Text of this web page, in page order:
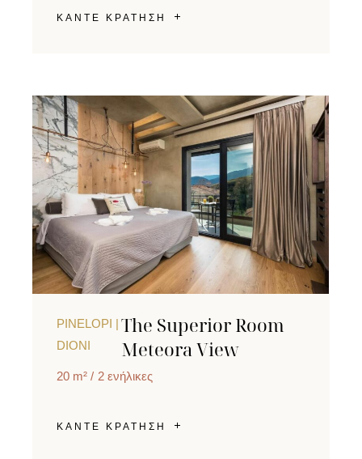
ΚΑΝΤΕ ΚΡΑΤΗΣΗ
PINELOPI |
DIONI
The Superior Room
Meteora View
20 m² 2 ενήλικες
ΚΑΝΤΕ ΚΡΑΤΗΣΗ